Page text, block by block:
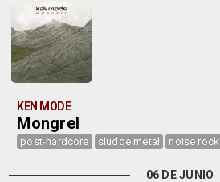
KEN MODE
Mongrel
post-hardcore sludge metal noise rock
06 DE JUNIO